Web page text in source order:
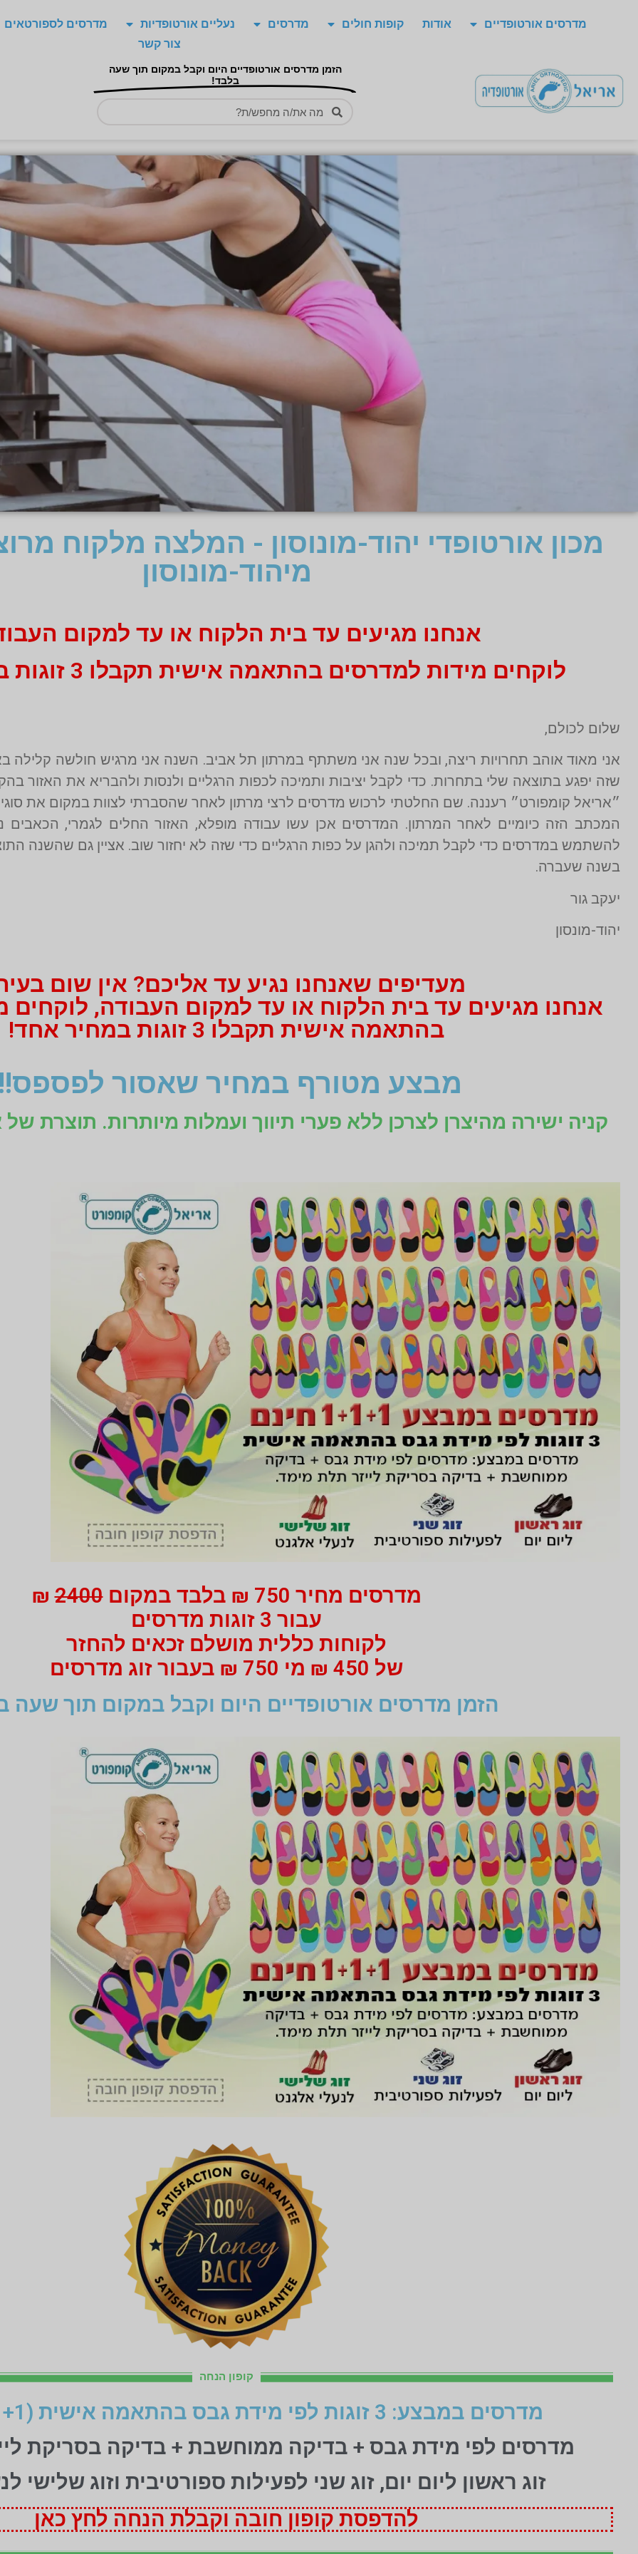
מדרסים אורטופדיים אודות קופות חולים מדרסים נעליים אורטופדיות
מדרסים לספורטאים
צור קשר
הזמן מדרסים אורטופדיים היום וקבל במקום תוך שעה
בלבד!
מכון אורטופדי יהוד-מונוסון - המלצה מלקוח
מיהוד-מונוסון
אנחנו מגיעים עד בית הלקוח או עד למקום
לוקחים מידות למדרסים בהתאמה אישית תקבלו 3 זוגות במחיר אחד!
שלום לכולם,
אני מאוד אוהב תחרויות ריצה, ובכל שנה אני משתתף במרתון תל אביב. השנה אני מרגיש חולשה קלילה
שזה יפגע בתוצאה שלי בתחרות. כדי לקבל יציבות ותמיכה לכפות הרגליים ולנסות ולהבריא את האזור
״אריאל קומפורט״ רעננה. שם החלטתי לרכוש מדרסים לרצי מרתון לאחר שהסברתי לצוות במקום את
המכתב הזה כיומיים לאחר המרתון. המדרסים אכן עשו עבודה מופלא, האזור החלים לגמרי, הכאבים
להשתמש במדרסים כדי לקבל תמיכה ולהגן על כפות הרגליים כדי שזה לא יחזור שוב. אציין גם שהשנה
בשנה שעברה.
יעקב גור
יהוד-מונסון
מעדיפים שאנחנו נגיע עד אליכם? אין שום
אנחנו מגיעים עד בית הלקוח או עד למקום העבודה, לוקחים
בהתאמה אישית תקבלו 3 זוגות במחיר אחד!
מבצע מטורף במחיר שאסור
קניה ישירה מהיצרן לצרכן ללא פערי תיווך ועמלות מיותרות. תוצרת
מדרסים מחיר 750 ₪ בלבד במקום 2400
₪
עבור 3 זוגות מדרסים
לקוחות כללית מושלם זכאים להחזר
של 450 ₪ מי 750 ₪ בעבור זוג מדרסים
הזמן מדרסים אורטופדיים היום וקבל במקום תוך שעה
קופון הנחה
מדרסים במבצע: 3 זוגות לפי מידת גבס בהתאמה אישית (1+1+1 חינם)
מדרסים לפי מידת גבס + בדיקה ממוחשבת + בדיקה בסריקת
זוג ראשון ליום יום, זוג שני לפעילות ספורטיבית וזוג שלישי
להדפסת קופון חובה וקבלת הנחה לחץ כאן